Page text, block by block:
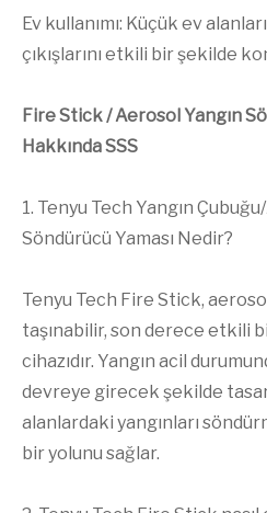
Ev kullanımı: Küçük ev
çıkışlarını etkili bir şekilde
Fire Stick / Aerosol Yangın
Hakkında SSS
1. Tenyu Tech Yangın
Söndürücü Yaması Nedir?
Tenyu Tech Fire Stick,
taşınabilir, son derece etkili
cihazıdır. Yangın acil
devreye girecek şekilde
alanlardaki yangınları
bir yolunu sağlar.